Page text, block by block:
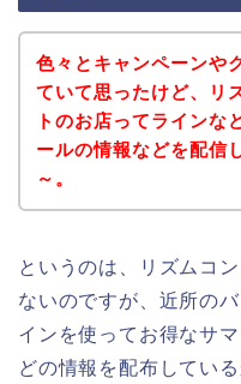
色々とキャンペーンや
ていて思ったけど、リ
トのお店ってラインな
ールの情報などを配信
～。
というのは、リズムコ
ないのですが、近所の
インを使ってお得なサ
どの情報を配布している